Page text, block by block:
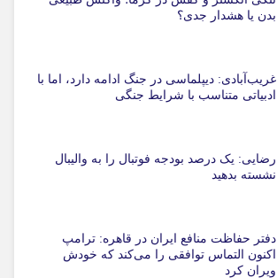
بدن یا هشدار جدی؟
غریب‌آبادی: دیپلماسی در جنگ ادامه دارد، اما با
ادبیاتی متناسب با شرایط جنگی
رضایی: یک درصد بودجه فوتبال را به والیبال
نشسته بدهید
دفتر حفاظت منافع ایران در قاهره: ترامپ
اکنون التماس توافقی را می‌کند که خودش
ویران کرد